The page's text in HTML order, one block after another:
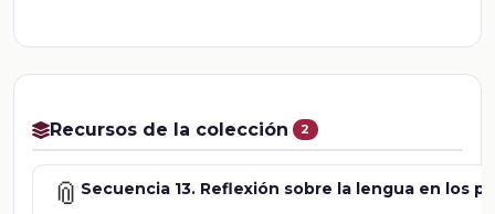
Recursos de la colección 2
📎 Secuencia 13. Reflexión sobre la lengua en los